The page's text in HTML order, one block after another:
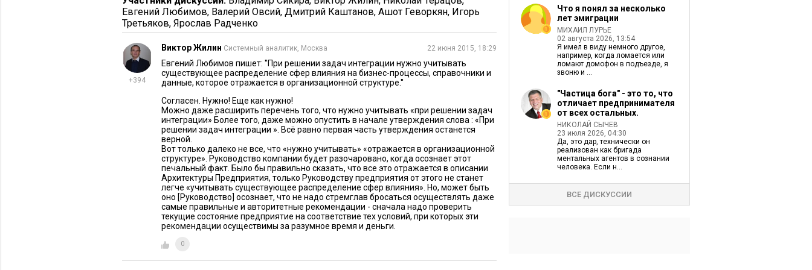
4) Полуавтоматизированная интеграция – справочники и документы переносятся с
участием сотрудников.
5) Ручная интеграция – информация распечатывается и заново вносится в другую ИС.
Трудозатраты, связанные с переносом данных, растут от пункта 1 к пункту 5.
Соответственно, замедляются сквозные бизнес-процессы между подразделениями. То
есть первые варианты – лучшие с точки зрения IT и de facto являются стандартом
построения интегрированной КИС. С другой стороны, они же являются самыми
дорогими. Причем не только по внедрению. В худшем случае автоматическая интеграция
может привести к структурным противоречиям.
Интеграция против организационной структуры
При формировании организационной структуры сильно связанные функции
группируются в рамках подразделений. Понятие связности, взятое из теории
структурного программирования, показывает, насколько задачи зависят друг от друга.
Евгений Любимов, Валерий Овсий, Дмитрий Каштанов, Ашот Геворкян, Игорь
Третьяков, Ярослав Радченко
+394
Виктор Жилин Системный аналитик, Москва 22 июня 2015, 18:29
Евгений Любимов пишет: ''При решении задач интеграции нужно учитывать
существующее распределение сфер влияния на бизнес-процессы, справочники и
данные, которое отражается в организационной структуре.''
Согласен. Нужно! Еще как нужно!
Можно даже расширить перечень того, что нужно учитывать «при решении задач
интеграции» Более того, даже можно опустить в начале утверждения слова : «При
решении задач интеграции ». Всё равно первая часть утверждения останется
верной.
Вот только далеко не все, что «нужно учитывать» «отражается в организационной
структуре». Руководство компании будет разочаровано, когда осознает этот
печальный факт. Было бы правильно сказать, что все это отражается в описании
Архитектуры Предприятия, только Руководству предприятия от этого не станет
легче «учитывать существующее распределение сфер влияния». Но, может быть
оно [Руководство] осознает, что не надо стремглав бросаться осуществлять даже
самые правильные и авторитетные рекомендации - сначала надо проверить
текущие состояние предприятие на соответствие тех условий, при которых эти
рекомендации осуществимы за разумное время и деньги.
0
Что я понял за несколько
лет эмиграции
МИХАИЛ ЛУРЬЕ
02 августа 2026, 13:54
Я имел в виду немного другое,
например, когда ломается или
ломают домофон в подъезде, я
звоню и ...
"Частица бога" - это то, что
отличает предпринимателя
от всех остальных.
НИКОЛАЙ СЫЧЕВ
23 июля 2026, 04:30
Да, это дар, технически он
реализован как бригада
ментальных агентов в сознании
человека. Если н...
ВСЕ ДИСКУССИИ